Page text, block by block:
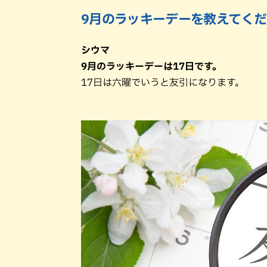
9月のラッキーデーを教えてく
シウマ
9月のラッキーデーは17日です。
17日は六曜でいうと友引になります。